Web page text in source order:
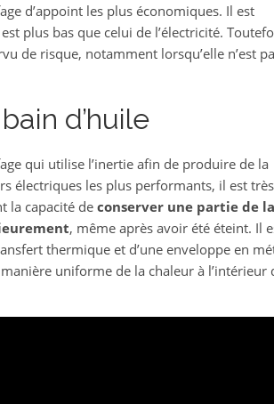
d’appoint les plus économiques. Il est
plus bas que celui de l’électricité.
de risque, notamment lorsqu’elle n’est
d’huile
qui utilise l’inertie afin de produire de la
électriques les plus performants, il est très
la capacité de conserver une partie de la
, même après avoir été éteint. Il
thermique et d’une enveloppe en
uniforme de la chaleur à l’intérieur